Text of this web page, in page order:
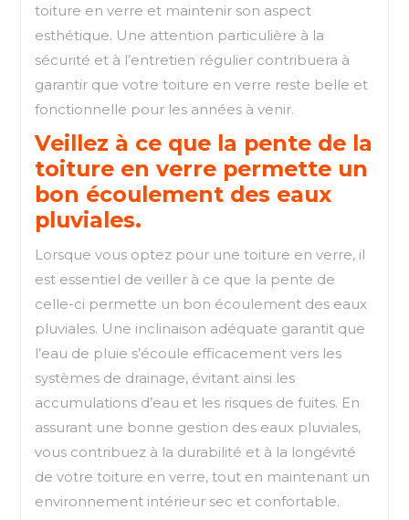
toiture en verre et maintenir son aspect
esthétique. Une attention particulière à la
sécurité et à l’entretien régulier contribuera à
garantir que votre toiture en verre reste belle et
fonctionnelle pour les années à venir.
Veillez à ce que la pente de la
toiture en verre permette un
bon écoulement des eaux
pluviales.
Lorsque vous optez pour une toiture en verre, il
est essentiel de veiller à ce que la pente de
celle-ci permette un bon écoulement des eaux
pluviales. Une inclinaison adéquate garantit que
l’eau de pluie s’écoule efficacement vers les
systèmes de drainage, évitant ainsi les
accumulations d’eau et les risques de fuites. En
assurant une bonne gestion des eaux pluviales,
vous contribuez à la durabilité et à la longévité
de votre toiture en verre, tout en maintenant un
environnement intérieur sec et confortable.